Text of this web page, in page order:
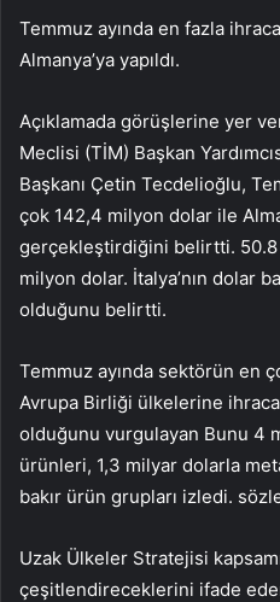
Temmuz ayında en fazla
Almanya’ya yapıldı.
Açıklamada görüşlerine yer
Meclisi (TİM) Başkan
Başkanı Çetin Tecdelioğlu,
çok 142,4 milyon dolar ile
gerçekleştirdiğini belirtti.
milyon dolar. İtalya’nın dolar
olduğunu belirtti.
Temmuz ayında sektörün en
Avrupa Birliği ülkelerine
olduğunu vurgulayan Bunu 4
ürünleri, 1,3 milyar dolarla
bakır ürün grupları izledi.
Uzak Ülkeler Stratejisi
çeşitlendireceklerini ifade